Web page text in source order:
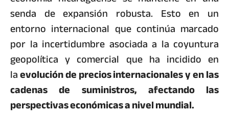
senda de expansión robusta. Esto en un
entorno internacional que continúa marcado
por la incertidumbre asociada a la coyuntura
geopolítica y comercial que ha incidido en
laevolución de precios internacionales y en las
cadenas de suministros, afectando las
perspectivas económicas a nivel mundial.